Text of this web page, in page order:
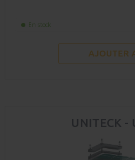
En stock
AJOUTER
UNITECK -